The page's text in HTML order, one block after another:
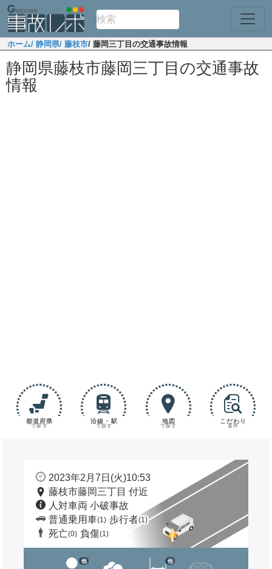
ホーム/ 静岡県/ 藤枝市/ 藤岡三丁目の交通事故情報
静岡県藤枝市藤岡三丁目の交通事故
情報
都道府県
で探す
沿線・駅
で探す
地図
で探す
こだわり
条件
2023年2月7日(火)10:53
藤枝市藤岡三丁目 付近
人対車両 小破事故
普通乗用車(1) 歩行者(1)
死亡(0) 負傷(1)
他 他